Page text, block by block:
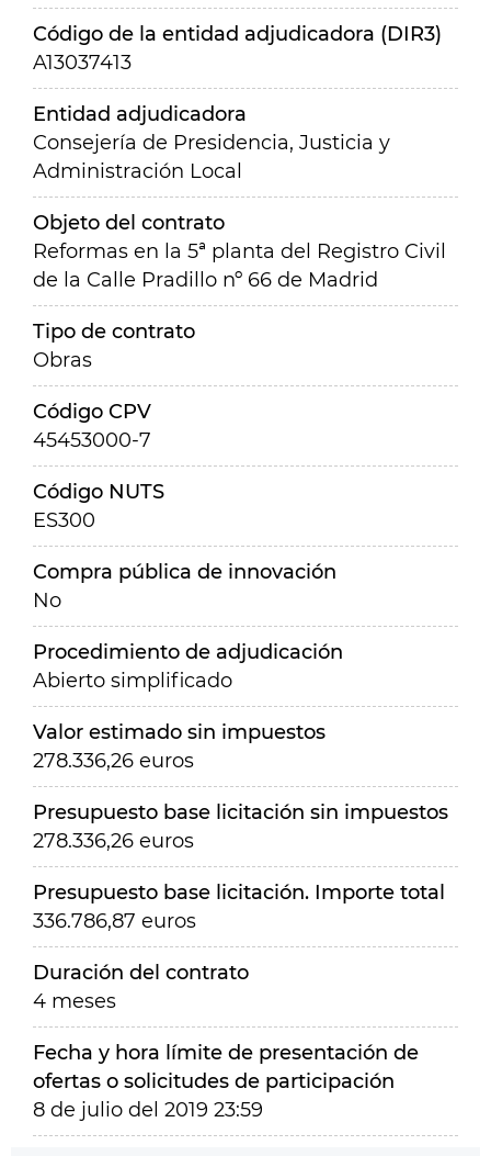
Código de la entidad adjudicadora (DIR3)
A13037413
Entidad adjudicadora
Consejería de Presidencia, Justicia y
Administración Local
Objeto del contrato
Reformas en la 5ª planta del Registro Civil
de la Calle Pradillo nº 66 de Madrid
Tipo de contrato
Obras
Código CPV
45453000-7
Código NUTS
ES300
Compra pública de innovación
No
Procedimiento de adjudicación
Abierto simplificado
Valor estimado sin impuestos
278.336,26 euros
Presupuesto base licitación sin impuestos
278.336,26 euros
Presupuesto base licitación. Importe total
336.786,87 euros
Duración del contrato
4 meses
Fecha y hora límite de presentación de
ofertas o solicitudes de participación
8 de julio del 2019 23:59